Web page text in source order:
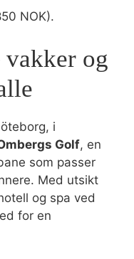
NOK).
og
i
Golf, en
som passer
Med utsikt
og spa ved
for en